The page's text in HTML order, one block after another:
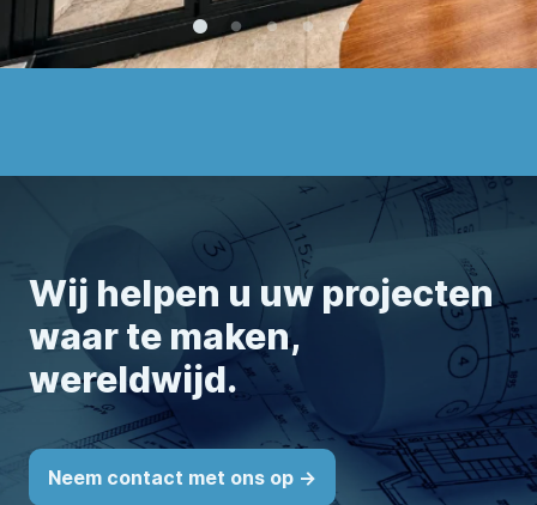
Wij helpen u uw projecten
waar te maken,
wereldwijd.
Neem contact met ons op ->